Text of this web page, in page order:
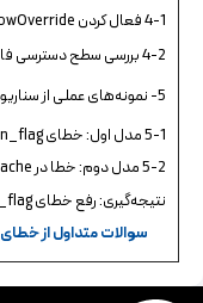
4-1 فعال کردن AllowOverride
4-2 بررسی سطح دسترسی فایل‌ها
5- نمونه‌های عملی از سناریوهای مختلف
5-1 مدل اول: خطای php_admin_flag در cPanel
5-2 مدل دوم: خطا در Apache محلی (XAMPP)
نتیجه‌گیری: رفع خطای php_admin_flag
سوالات متداول از خطای php_admin_flag